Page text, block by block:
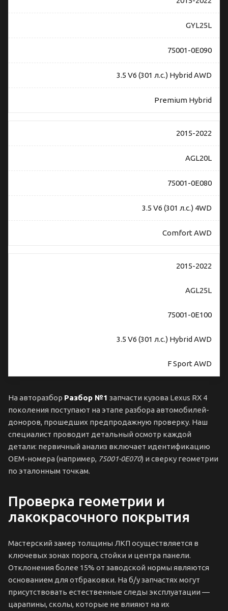
GYL25L
75001-0E090
3.5 V6 (301 л.с.) Hybrid AWD
Premium Hybrid
2015-2022
AGL20L
75001-0E080
3.5 V6 (301 л.с.) 4WD
Comfort AWD
2015-2022
AGL25L
75001-0E100
3.5 V6 (301 л.с.) Hybrid AWD
F Sport AWD
На авторазбор Разбор №1 запчасти кузова Lexus RX 4
поколения поступают на этапе разбора автомобилей-
доноров, прошедших предпродажную проверку. Наш
специалист проводит детальный осмотр каждой
детали: первичный анализ включает идентификацию
OEM-номера (например, 75001-0E070) и сверку геометрии
по эталонным точкам.
Проверка геометрии и
лакокрасочного покрытия
Мастерский замер толщины ЛКП осуществляется в
ключевых зонах порога, стойки и центра панели.
Отклонения более 15% от заводской нормы являются
основанием для отбраковки. На б/у запчастях могут
присутствовать естественные следы эксплуатации —
царапины, сколы, которые не влияют на их